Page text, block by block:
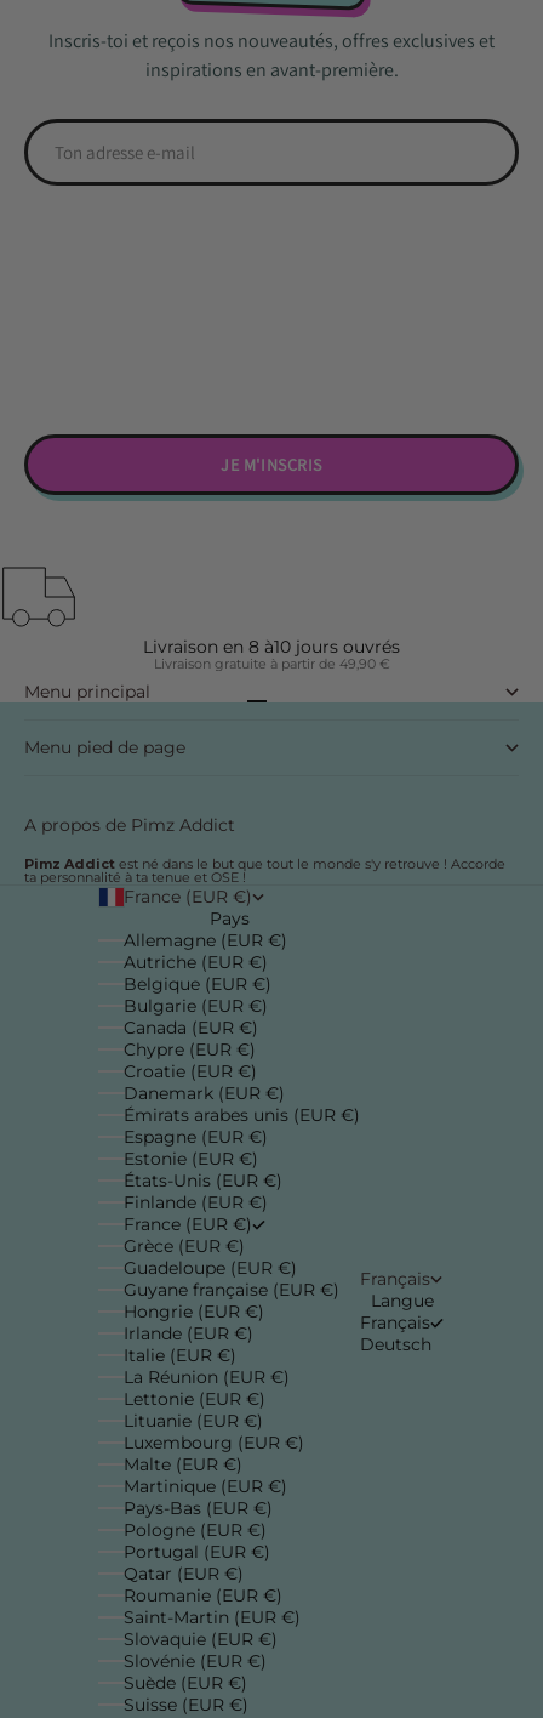
Inscris-toi et reçois nos nouveautés, offres exclusives et
inspirations en avant-première.
JE M'INSCRIS
Livraison en 8 à10 jours ouvrés
Livraison gratuite à partir de 49,90 €
Aller à l'élément 1
Aller à l'élément 2
Aller à l'élément 3
Aller à l'élément 4
Menu principal
Menu pied de page
A propos de Pimz Addict
Pimz Addict est né dans le but que tout le monde s'y retrouve ! Accorde
ta personnalité à ta tenue et OSE !
France (EUR €)
Pays
Allemagne (EUR €)
Autriche (EUR €)
Belgique (EUR €)
Bulgarie (EUR €)
Canada (EUR €)
Chypre (EUR €)
Croatie (EUR €)
Danemark (EUR €)
Émirats arabes unis (EUR €)
Espagne (EUR €)
Estonie (EUR €)
États-Unis (EUR €)
Finlande (EUR €)
France (EUR €)
Grèce (EUR €)
Guadeloupe (EUR €)
Guyane française (EUR €)
Hongrie (EUR €)
Irlande (EUR €)
Italie (EUR €)
La Réunion (EUR €)
Lettonie (EUR €)
Lituanie (EUR €)
Luxembourg (EUR €)
Malte (EUR €)
Martinique (EUR €)
Pays-Bas (EUR €)
Pologne (EUR €)
Portugal (EUR €)
Qatar (EUR €)
Roumanie (EUR €)
Saint-Martin (EUR €)
Slovaquie (EUR €)
Slovénie (EUR €)
Suède (EUR €)
Suisse (EUR €)
Français
Langue
Français
Deutsch